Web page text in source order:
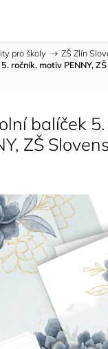
pro školy / ZŠ Zlín
ročník, motiv PENNY,
balíček
ZŠ